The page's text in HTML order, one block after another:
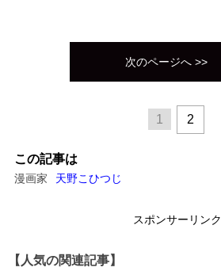
次のページへ >>
1 2
この記事は
漫画家 天野こひつじ
スポンサーリンク
【人気の関連記事】